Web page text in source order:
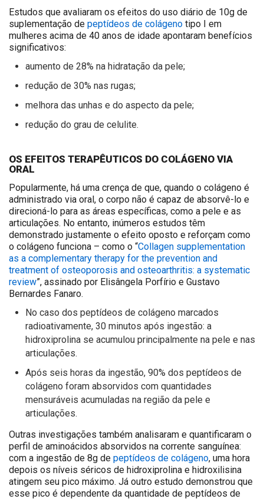
Estudos que avaliaram os efeitos do uso diário de 10g de
suplementação de peptídeos de colágeno tipo I em
mulheres acima de 40 anos de idade apontaram benefícios
significativos:
aumento de 28% na hidratação da pele;
redução de 30% nas rugas;
melhora das unhas e do aspecto da pele;
redução do grau de celulite.
OS EFEITOS TERAPÊUTICOS DO COLÁGENO VIA
ORAL
Popularmente, há uma crença de que, quando o colágeno é
administrado via oral, o corpo não é capaz de absorvê-lo e
direcioná-lo para as áreas específicas, como a pele e as
articulações. No entanto, inúmeros estudos têm
demonstrado justamente o efeito oposto e reforçam como
o colágeno funciona – como o “Collagen supplementation
as a complementary therapy for the prevention and
treatment of osteoporosis and osteoarthritis: a systematic
review”, assinado por Elisângela Porfírio e Gustavo
Bernardes Fanaro.
No caso dos peptídeos de colágeno marcados
radioativamente, 30 minutos após ingestão: a
hidroxiprolina se acumulou principalmente na pele e nas
articulações.
Após seis horas da ingestão, 90% dos peptídeos de
colágeno foram absorvidos com quantidades
mensuráveis acumuladas na região da pele e
articulações.
Outras investigações também analisaram e quantificaram o
perfil de aminoácidos absorvidos na corrente sanguínea:
com a ingestão de 8g de peptídeos de colágeno, uma hora
depois os níveis séricos de hidroxiprolina e hidroxilisina
atingem seu pico máximo. Já outro estudo demonstrou que
esse pico é dependente da quantidade de peptídeos de